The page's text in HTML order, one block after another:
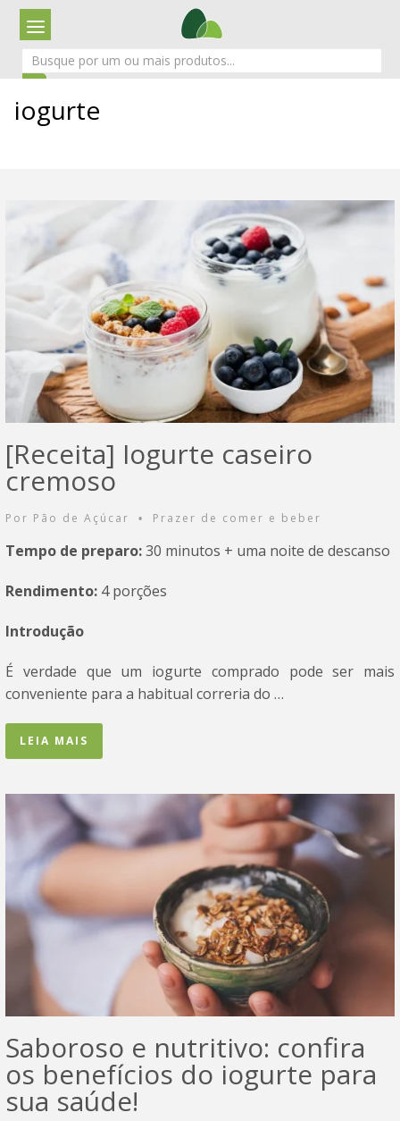
iogurte
[Receita] Iogurte caseiro
cremoso
Por Pão de Açúcar • Prazer de comer e beber
Tempo de preparo:30 minutos + uma noite de descanso
Rendimento: 4 porções
Introdução
É verdade que um iogurte comprado pode ser mais
conveniente para a habitual correria do …
LEIA MAIS
Saboroso e nutritivo: confira
os benefícios do iogurte para
sua saúde!